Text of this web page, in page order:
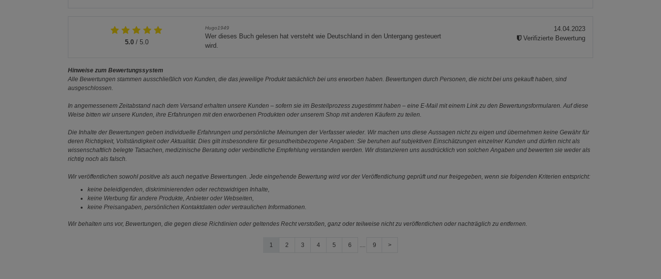
5.0/ 5.0
Hugo1949
Wer dieses Buch gelesen hat versteht wie Deutschland in den Untergang gesteuert
wird.
14.04.2023
Verifizierte Bewertung
Hinweise zum Bewertungssystem
Alle Bewertungen stammen ausschließlich von Kunden, die das jeweilige Produkt tatsächlich bei uns erworben haben. Bewertungen durch Personen, die nicht bei uns gekauft haben, sind
ausgeschlossen.
In angemessenem Zeitabstand nach dem Versand erhalten unsere Kunden – sofern sie im Bestellprozess zugestimmt haben – eine E-Mail mit einem Link zu den Bewertungsformularen. Auf diese
Weise bitten wir unsere Kunden, ihre Erfahrungen mit den erworbenen Produkten oder unserem Shop mit anderen Käufern zu teilen.
Die Inhalte der Bewertungen geben individuelle Erfahrungen und persönliche Meinungen der Verfasser wieder. Wir machen uns diese Aussagen nicht zu eigen und übernehmen keine Gewähr für
deren Richtigkeit, Vollständigkeit oder Aktualität. Dies gilt insbesondere für gesundheitsbezogene Angaben: Sie beruhen auf subjektiven Einschätzungen einzelner Kunden und dürfen nicht als
wissenschaftlich belegte Tatsachen, medizinische Beratung oder verbindliche Empfehlung verstanden werden. Wir distanzieren uns ausdrücklich von solchen Angaben und bewerten sie weder als
richtig noch als falsch.
Wir veröffentlichen sowohl positive als auch negative Bewertungen. Jede eingehende Bewertung wird vor der Veröffentlichung geprüft und nur freigegeben, wenn sie folgenden Kriterien entspricht:
keine beleidigenden, diskriminierenden oder rechtswidrigen Inhalte,
keine Werbung für andere Produkte, Anbieter oder Webseiten,
keine Preisangaben, persönlichen Kontaktdaten oder vertraulichen Informationen.
Wir behalten uns vor, Bewertungen, die gegen diese Richtlinien oder geltendes Recht verstoßen, ganz oder teilweise nicht zu veröffentlichen oder nachträglich zu entfernen.
1 2 3 4 5 6 9 >